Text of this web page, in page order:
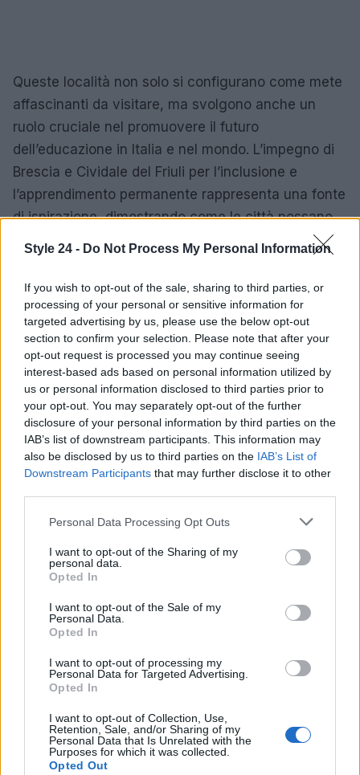
Style 24 - Do Not Process My Personal Information
If you wish to opt-out of the sale, sharing to third parties, or
processing of your personal or sensitive information for
targeted advertising by us, please use the below opt-out
section to confirm your selection. Please note that after your
opt-out request is processed you may continue seeing
interest-based ads based on personal information utilized by
us or personal information disclosed to third parties prior to
your opt-out. You may separately opt-out of the further
disclosure of your personal information by third parties on the
IAB’s list of downstream participants. This information may
also be disclosed by us to third parties on the IAB’s List of
Downstream Participants that may further disclose it to other
Please note that this website/app uses one or more Google
not limited to your visit or usage behaviour. You may click to
grant or deny consent to Google and its third-party tags to
use your data for below specified purposes in below Google
consent section.
Personal Data Processing Opt Outs
I want to opt-out of the Sharing of my
personal data.
Opted In
I want to opt-out of the Sale of my
Personal Data.
Opted In
I want to opt-out of processing my
Personal Data for Targeted Advertising.
Opted In
I want to opt-out of Collection, Use,
Retention, Sale, and/or Sharing of my
Personal Data that Is Unrelated with the
Purposes for which it was collected.
Opted Out
Queste località non solo si configurano come mete
affascinanti da visitare, ma svolgono anche un
ruolo cruciale nel promuovere il futuro
dell’educazione in Italia e nel mondo. L’impegno di
Brescia e Cividale del Friuli per l’inclusione e
l’apprendimento permanente rappresenta una fonte
di ispirazione, dimostrando come le città possano
diventare il motore di un cambiamento positivo e
AUTORE
Staff
Continua a leggere